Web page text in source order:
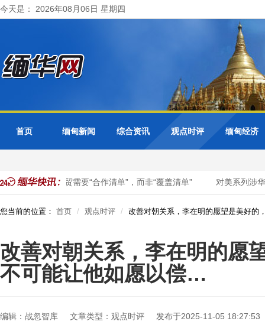
今天是： 2026年08月06日 星期四
首页 缅甸新闻 综合资讯 观点时评 缅甸经济
钟声：中美经贸需要“合作清单”，而非“覆盖清单” 对美系列涉华
您当前的位置： 首页 观点时评 改善对朝关系，李在明的愿望是美好的
改善对朝关系，李在明的愿
不可能让他如愿以偿…
编辑：战忽智库 文章类型：观点时评 发布于2025-11-05 18:27:53